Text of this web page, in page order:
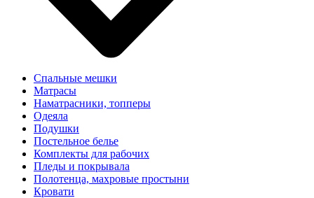
Спальные мешки
Матрасы
Наматрасники, топперы
Одеяла
Подушки
Постельное белье
Комплекты для рабочих
Пледы и покрывала
Полотенца, махровые простыни
Кровати